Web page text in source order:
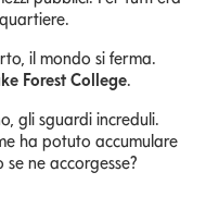
il mondo si ferma.
Forest College.
gli sguardi increduli.
ha potuto accumulare
se ne accorgesse?